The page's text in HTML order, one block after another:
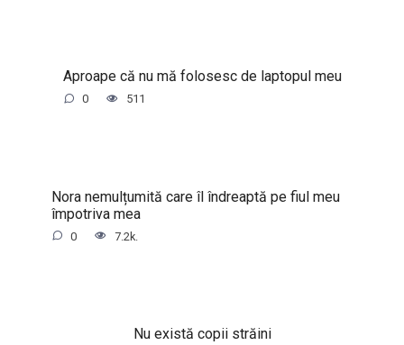
Aproape că nu mă folosesc de laptopul meu
0 511
Nora nemulțumită care îl îndreaptă pe fiul meu
împotriva mea
0 7.2k.
Nu există copii străini